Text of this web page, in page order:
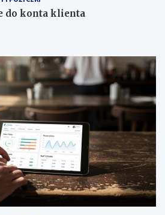
do konta klienta